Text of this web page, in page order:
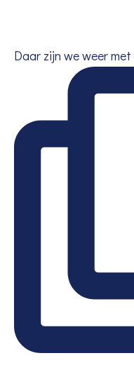
Daar zijn we weer